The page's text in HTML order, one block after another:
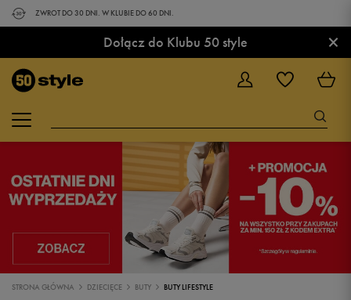
ZWROT DO 30 DNI. W KLUBIE DO 60 DNI.
Dołącz do Klubu 50 style ×
STRONA GŁÓWNA DZIECIĘCE BUTY BUTY LIFESTYLE